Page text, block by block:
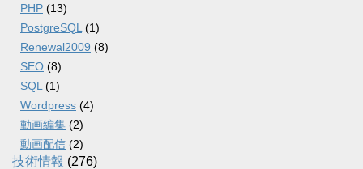
PHP (13)
PostgreSQL (1)
Renewal2009 (8)
SEO (8)
SQL (1)
Wordpress (4)
動画編集 (2)
動画配信 (2)
技術情報 (276)